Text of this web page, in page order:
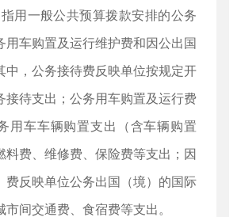
用一般公共预算拨款安排的公务
用车购置及运行维护费和因公出国
中，公务接待费反映单位按规定开
接待支出；公务用车购置及运行费
用车车辆购置支出（含车辆购置
料费、维修费、保险费等支出；因
费反映单位公务出国（境）的国际
市间交通费、食宿费等支出。